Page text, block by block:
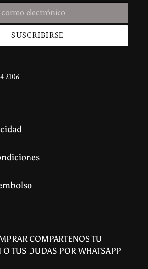
SUSCRIBIRSE
2106
COMPARTENOS TU
TUS DUDAS POR WHATSAPP